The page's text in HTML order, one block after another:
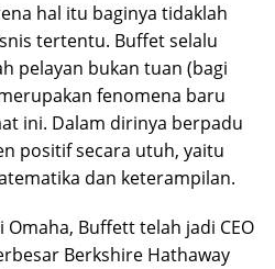
hal itu baginya tidaklah
tertentu. Buffet selalu
pelayan bukan tuan (bagi
fenomena baru
ini. Dalam dirinya berpadu
positif secara utuh, yaitu
dan keterampilan.
Buffett telah jadi CEO
Berkshire Hathaway